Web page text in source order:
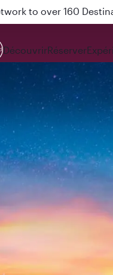
Auckland on QR914
DécouvrirRéserver